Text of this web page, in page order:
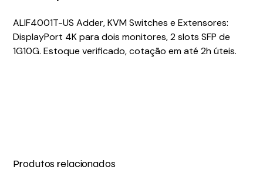
ALIF4001T-US Adder, KVM Switches e Extensores:
DisplayPort 4K para dois monitores, 2 slots SFP de
1G10G. Estoque verificado, cotação em até 2h úteis.
Produtos relacionados